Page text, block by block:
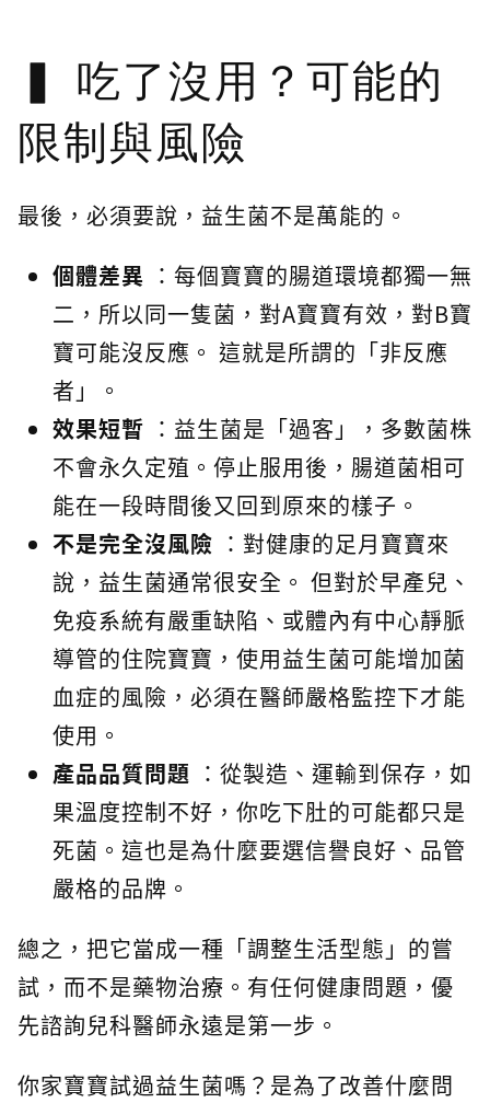
吃了沒用？可能的
限制與風險
最後，必須要說，益生菌不是萬能的。
個體差異 ：每個寶寶的腸道環境都獨一無
二，所以同一隻菌，對A寶寶有效，對B寶
寶可能沒反應。 這就是所謂的「非反應
者」。
效果短暫 ：益生菌是「過客」，多數菌株
不會永久定殖。停止服用後，腸道菌相可
能在一段時間後又回到原來的樣子。
不是完全沒風險 ：對健康的足月寶寶來
說，益生菌通常很安全。 但對於早產兒、
免疫系統有嚴重缺陷、或體內有中心靜脈
導管的住院寶寶，使用益生菌可能增加菌
血症的風險，必須在醫師嚴格監控下才能
使用。
產品品質問題 ：從製造、運輸到保存，如
果溫度控制不好，你吃下肚的可能都只是
死菌。這也是為什麼要選信譽良好、品管
嚴格的品牌。
總之，把它當成一種「調整生活型態」的嘗
試，而不是藥物治療。有任何健康問題，優
先諮詢兒科醫師永遠是第一步。
你家寶寶試過益生菌嗎？是為了改善什麼問